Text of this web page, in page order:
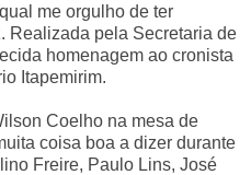
me orgulho de ter
Realizada pela Secretaria de
homenagem ao cronista
Itapemirim.
Coelho na mesa de
coisa boa a dizer durante
Freire, Paulo Lins, José